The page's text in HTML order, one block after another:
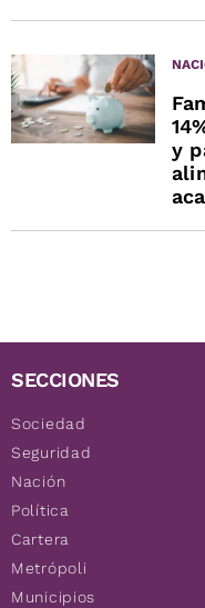
y
SECCIONES
Sociedad
Seguridad
Nación
Política
Cartera
Metrópoli
Municipios